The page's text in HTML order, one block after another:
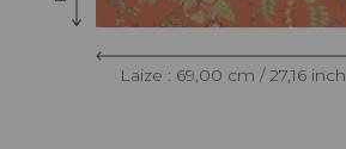
Laize : 69,00 cm / 27,16 inch